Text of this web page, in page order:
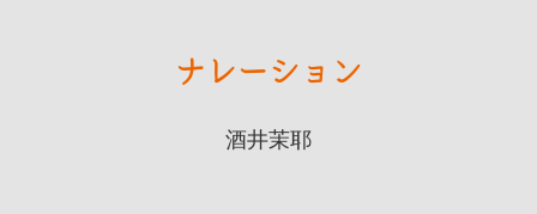
ナレーション
酒井茉耶